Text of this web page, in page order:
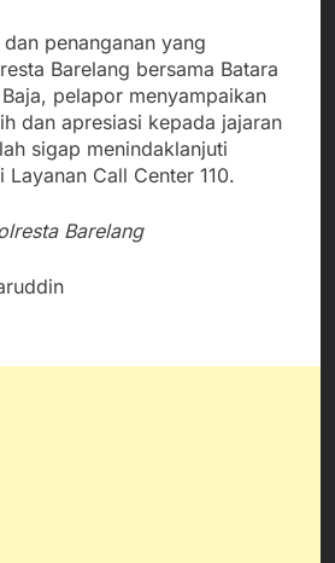
penanganan yang
Barelang bersama Batara
pelapor menyampaikan
dan apresiasi kepada jajaran
sigap menindaklanjuti
Call Center 110.
Barelang